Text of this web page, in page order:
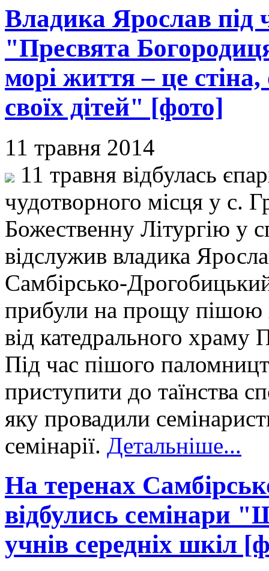
Владика Ярослав під
"Пресвята
морі життя – це
своїх дітей" [фото]
11 травня 2014
11 травня відбулась
чудотворного місця у с.
Божественну Літургію у
відслужив владика
Самбірсько-
прибули на прощу пішою
від катедрального храму
Під час пішого
приступити до таїнства
яку провадили
семінарії. Детальніше...
На теренах
відбулись семінари
учнів середніх шкіл